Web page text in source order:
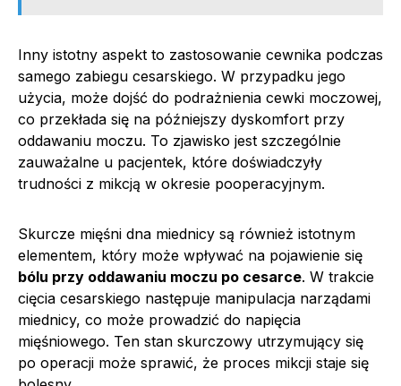
Inny istotny aspekt to zastosowanie cewnika podczas
samego zabiegu cesarskiego. W przypadku jego
użycia, może dojść do podrażnienia cewki moczowej,
co przekłada się na późniejszy dyskomfort przy
oddawaniu moczu. To zjawisko jest szczególnie
zauważalne u pacjentek, które doświadczyły
trudności z mikcją w okresie pooperacyjnym.
Skurcze mięśni dna miednicy są również istotnym
elementem, który może wpływać na pojawienie się
bólu przy oddawaniu moczu po cesarce. W trakcie
cięcia cesarskiego następuje manipulacja narządami
miednicy, co może prowadzić do napięcia
mięśniowego. Ten stan skurczowy utrzymujący się
po operacji może sprawić, że proces mikcji staje się